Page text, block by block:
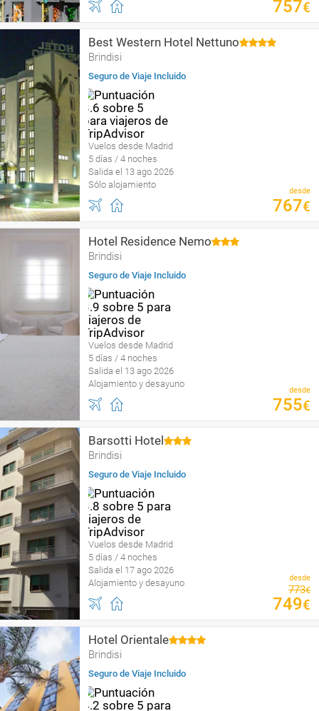
757€
Best Western Hotel Nettuno
Brindisi
Seguro de Viaje Incluido
Vuelos desde Madrid
5 días / 4 noches
Salida el 13 ago 2026
Sólo alojamiento
desde
767€
Hotel Residence Nemo
Brindisi
Seguro de Viaje Incluido
Vuelos desde Madrid
5 días / 4 noches
Salida el 13 ago 2026
Alojamiento y desayuno
desde
755€
Barsotti Hotel
Brindisi
Seguro de Viaje Incluido
Vuelos desde Madrid
5 días / 4 noches
Salida el 17 ago 2026
Alojamiento y desayuno
desde
773€
749€
Hotel Orientale
Brindisi
Seguro de Viaje Incluido